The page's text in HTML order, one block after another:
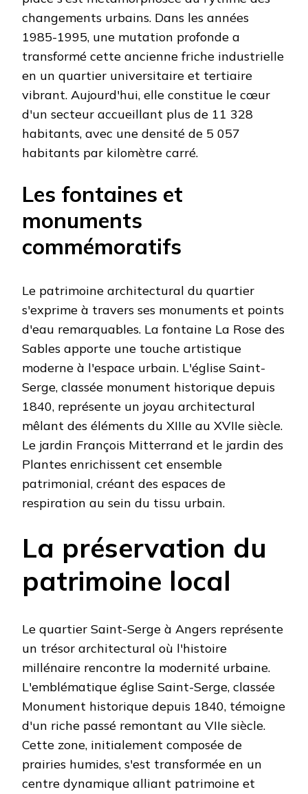
changements urbains. Dans les années
1985-1995, une mutation profonde a
transformé cette ancienne friche industrielle
en un quartier universitaire et tertiaire
vibrant. Aujourd'hui, elle constitue le cœur
d'un secteur accueillant plus de 11 328
habitants, avec une densité de 5 057
habitants par kilomètre carré.
Les fontaines et
monuments
commémoratifs
Le patrimoine architectural du quartier
s'exprime à travers ses monuments et points
d'eau remarquables. La fontaine La Rose des
Sables apporte une touche artistique
moderne à l'espace urbain. L'église Saint-
Serge, classée monument historique depuis
1840, représente un joyau architectural
mêlant des éléments du XIIIe au XVIIe siècle.
Le jardin François Mitterrand et le jardin des
Plantes enrichissent cet ensemble
patrimonial, créant des espaces de
respiration au sein du tissu urbain.
La préservation du
patrimoine local
Le quartier Saint-Serge à Angers représente
un trésor architectural où l'histoire
millénaire rencontre la modernité urbaine.
L'emblématique église Saint-Serge, classée
Monument historique depuis 1840, témoigne
d'un riche passé remontant au VIIe siècle.
Cette zone, initialement composée de
prairies humides, s'est transformée en un
centre dynamique alliant patrimoine et